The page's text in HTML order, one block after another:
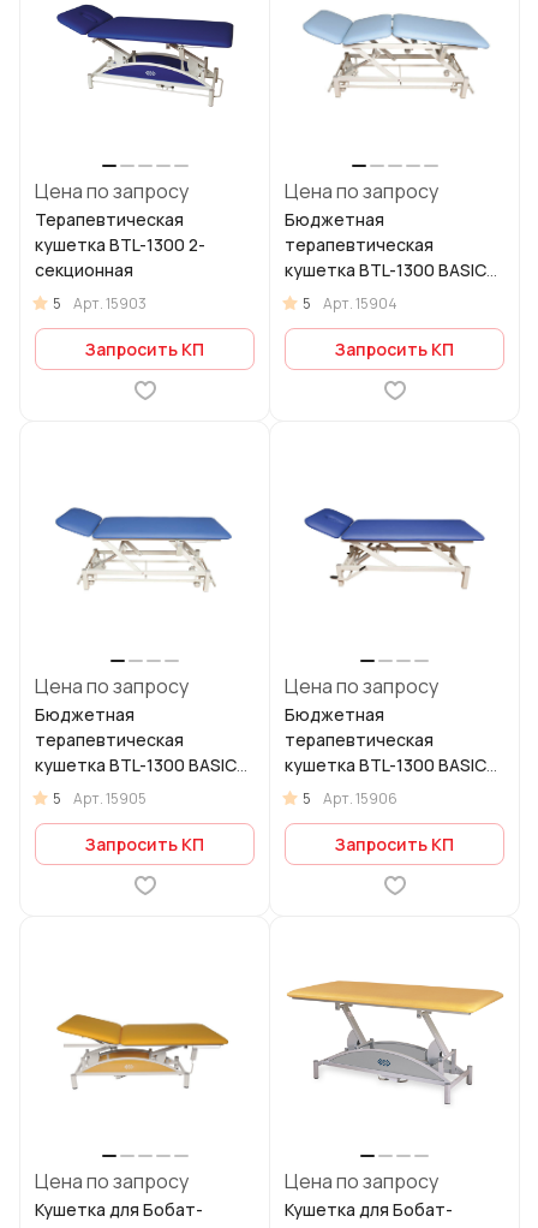
Цена по запросу
Терапевтическая
кушетка BTL-1300 2-
секционная
5 Арт.15903
Запросить КП
Цена по запросу
Бюджетная
терапевтическая
кушетка BTL-1300 BASIC
3-секционная
5 Арт.15904
Запросить КП
Цена по запросу
Бюджетная
терапевтическая
кушетка BTL-1300 BASIC
2-секционная
5 Арт.15905
Запросить КП
Цена по запросу
Бюджетная
терапевтическая
кушетка BTL-1300 BASIC
2-секционная
гидравлическая
5 Арт.15906
Запросить КП
Цена по запросу
Кушетка для Бобат-
Цена по запросу
Кушетка для Бобат-